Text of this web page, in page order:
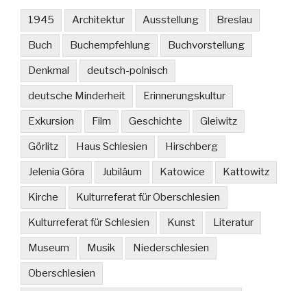
1945 Architektur Ausstellung Breslau
Buch Buchempfehlung Buchvorstellung
Denkmal deutsch-polnisch
deutsche Minderheit Erinnerungskultur
Exkursion Film Geschichte Gleiwitz
Görlitz Haus Schlesien Hirschberg
Jelenia Góra Jubiläum Katowice Kattowitz
Kirche Kulturreferat für Oberschlesien
Kulturreferat für Schlesien Kunst Literatur
Museum Musik Niederschlesien
Oberschlesien